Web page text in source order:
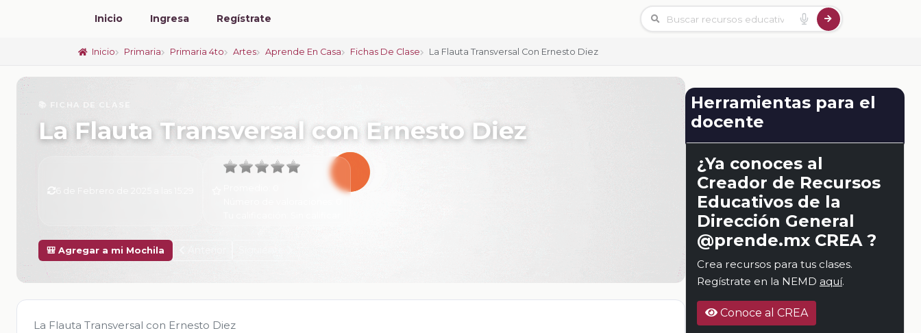
Inicio Ingresa Regístrate
Inicio Primaria Primaria 4to Artes Aprende En Casa Fichas De Clase La Flauta Transversal Con Ernesto Diez
📚 FICHA DE CLASE
La Flauta Transversal con Ernesto Diez
🎒 Agregar a mi Mochila
La Flauta Transversal con Ernesto Diez
Herramientas para el
docente
¿Ya conoces al
Creador de Recursos
Educativos de la
Dirección General
@prende.mx CREA ?
Crea recursos para tus clases.
Regístrate en la NEMD aquí.
Conoce al CREA